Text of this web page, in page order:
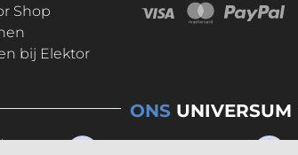
Shop
bij Elektor
ONS UNIVERSUM